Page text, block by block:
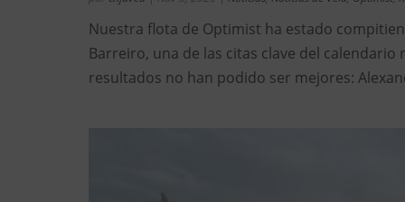
Nuestra flota de Optimist ha estado
Barreiro, una de las citas clave del calendario
resultados no han podido ser mejores: